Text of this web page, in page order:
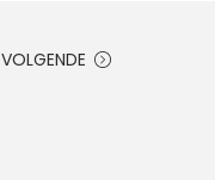
VOLGENDE